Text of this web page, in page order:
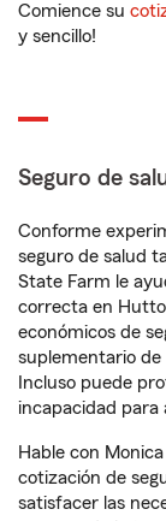
Comience su
y sencillo!
Seguro de
Conforme
seguro de salud
State Farm le
correcta en
económicos de
suplementario
Incluso puede
incapacidad para
Hable con
cotización de
satisfacer las